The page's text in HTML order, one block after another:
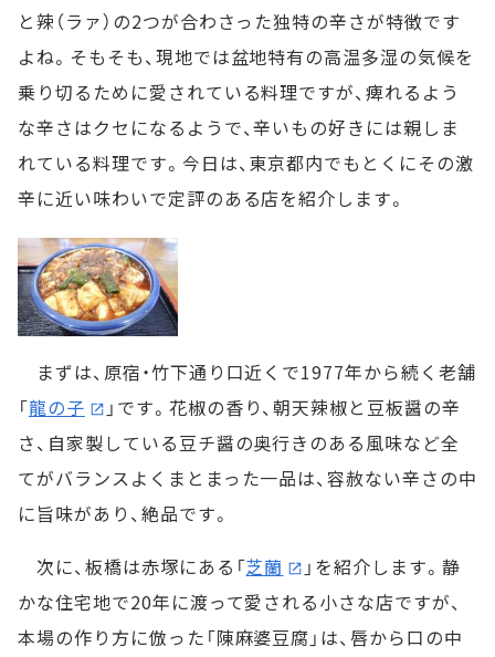
と辣（ラァ）の2つが合わさった独特の辛さが特徴です
よね。そもそも、現地では盆地特有の高温多湿の気候を
乗り切るために愛されている料理ですが、痺れるよう
な辛さはクセになるようで、辛いもの好きには親しま
れている料理です。今日は、東京都内でもとくにその激
辛に近い味わいで定評のある店を紹介します。
まずは、原宿・竹下通り口近くで1977年から続く老舗
「龍の子
」です。花椒の香り、朝天辣椒と豆板醤の辛
さ、自家製している豆チ醤の奥行きのある風味など全
てがバランスよくまとまった一品は、容赦ない辛さの中
に旨味があり、絶品です。
次に、板橋は赤塚にある「芝蘭
」を紹介します。静
かな住宅地で20年に渡って愛される小さな店ですが、
本場の作り方に倣った「陳麻婆豆腐」は、唇から口の中